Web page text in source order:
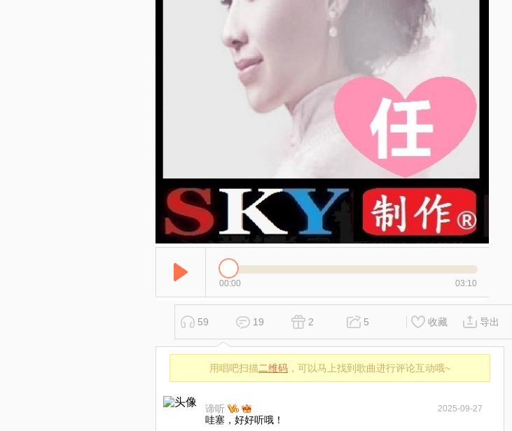
00:00 03:10
59 19 2 5 收藏 导出
用唱吧扫描二维码 ，可以马上找到歌曲进行评论互动哦~
谛听 2025-09-27
哇塞，好好听哦！